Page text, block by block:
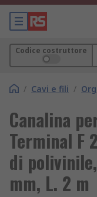
Codice costruttore
/ Cavi e fili /
Canalina
Terminal F
di
mm, L. 2 m